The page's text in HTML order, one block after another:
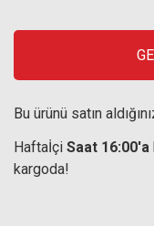
Bu ürünü satın
Haftaİçi Saat 16:00'a
kargoda!